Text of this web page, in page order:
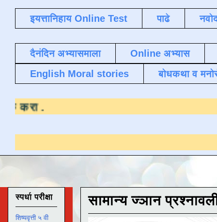
इयत्तानिहाय Online Test पाढे
दैनंदिन अभ्यासमाला
Online अभ्यास
English Moral stories
बोधकथा व
येथे क्लिक करा
सामान्य ज्ञान
स्पर्धा परीक्षा
शिष्यवृत्ती ५ वी